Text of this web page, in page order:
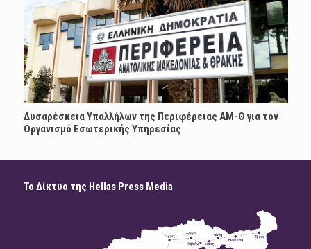
Δυσαρέσκεια Υπαλλήλων της Περιφέρειας ΑΜ-Θ για τον
Οργανισμό Εσωτερικής Υπηρεσίας
Το Δίκτυο της Hellas Press Media